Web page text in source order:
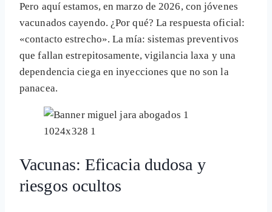
Pero aquí estamos, en marzo de 2026, con jóvenes
vacunados cayendo. ¿Por qué? La respuesta oficial:
«contacto estrecho». La mía: sistemas preventivos
que fallan estrepitosamente, vigilancia laxa y una
dependencia ciega en inyecciones que no son la
panacea.
Vacunas: Eficacia dudosa y
riesgos ocultos